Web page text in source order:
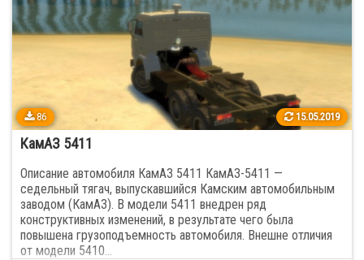
86 15.05.2019
КамАЗ 5411
Описание автомобиля КамАЗ 5411 КамАЗ-5411 —
седельный тягач, выпускавшийся Камским автомобильным
заводом (КамАЗ). В модели 5411 внедрен ряд
конструктивных изменений, в результате чего была
повышена грузоподъемность автомобиля. Внешне отличия
от модели 5410…